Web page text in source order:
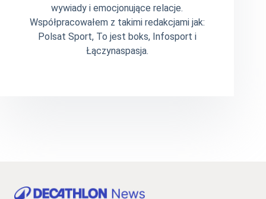
wywiady i emocjonujące relacje.
Współpracowałem z takimi redakcjami jak:
Polsat Sport, To jest boks, Infosport i
Łączynaspasja.